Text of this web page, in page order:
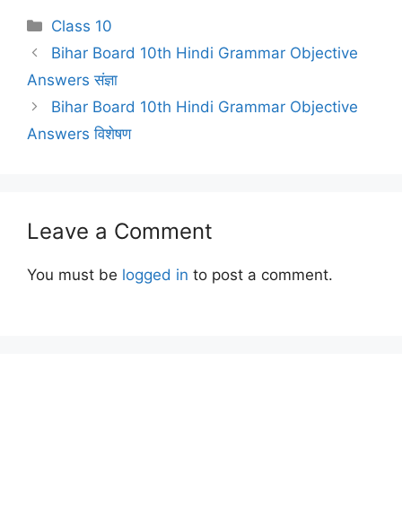
Categories
Class 10
Bihar Board 10th Hindi Grammar Objective
Answers संज्ञा
Bihar Board 10th Hindi Grammar Objective
Answers विशेषण
Leave a Comment
You must be logged in to post a comment.